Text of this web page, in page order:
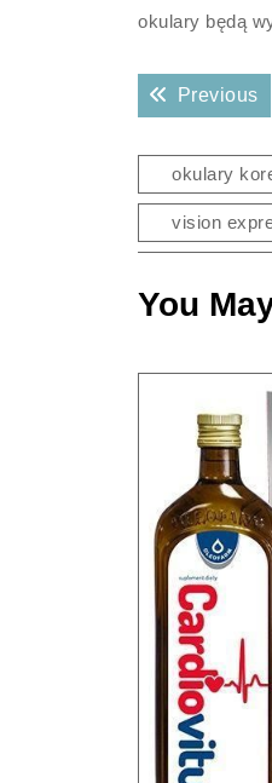
okulary będą
wpisu
Previous
okulary
vision
You